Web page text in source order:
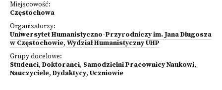
Miejscowość:
Częstochowa
Organizatorzy:
Uniwersytet Humanistyczno-Przyrodniczy im. Jana Długosza
w Częstochowie, Wydział Humanistyczny UHP
Grupy docelowe:
Studenci, Doktoranci, Samodzielni Pracownicy Naukowi,
Nauczyciele, Dydaktycy, Uczniowie